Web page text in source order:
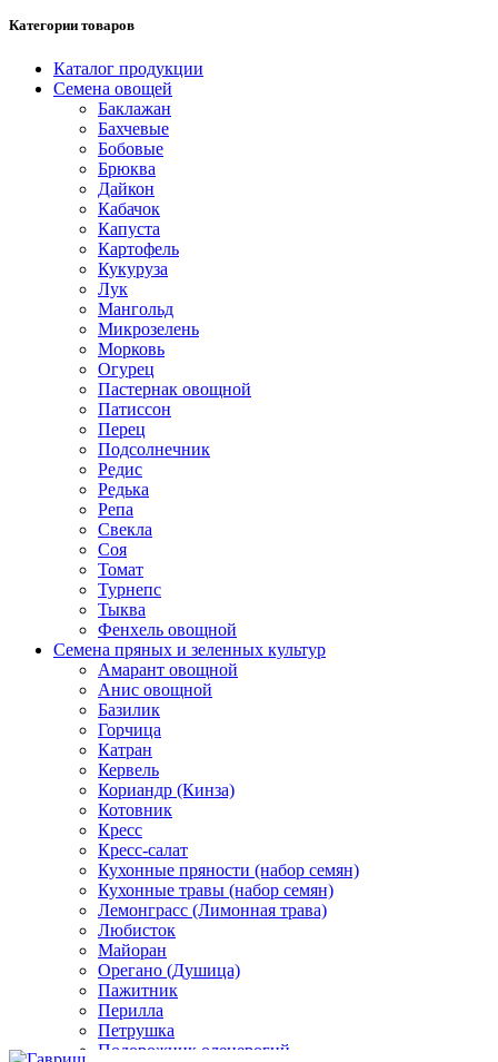
Категории товаров
Каталог продукции
Семена овощей
Баклажан
Бахчевые
Бобовые
Брюква
Дайкон
Кабачок
Капуста
Картофель
Кукуруза
Лук
Мангольд
Микрозелень
Морковь
Огурец
Пастернак овощной
Патиссон
Перец
Подсолнечник
Редис
Редька
Репа
Свекла
Соя
Томат
Турнепс
Тыква
Фенхель овощной
Семена пряных и зеленных культур
Амарант овощной
Анис овощной
Базилик
Горчица
Катран
Кервель
Кориандр (Кинза)
Котовник
Кресс
Кресс-салат
Кухонные пряности (набор семян)
Кухонные травы (набор семян)
Лемонграсс (Лимонная трава)
Любисток
Майоран
Орегано (Душица)
Пажитник
Перилла
Петрушка
Подорожник оленерогий